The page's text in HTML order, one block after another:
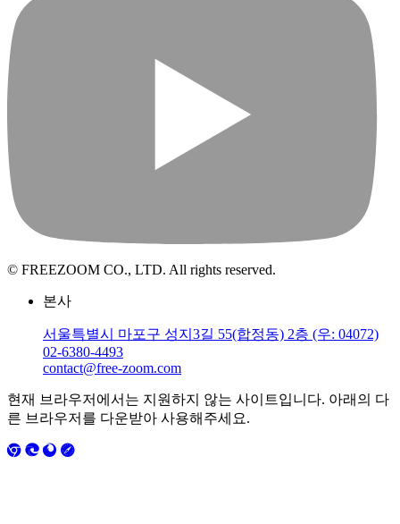
© FREEZOOM CO., LTD. All rights reserved.
본사
서울특별시 마포구 성지3길 55(합정동) 2층 (우: 04072)
02-6380-4493
contact@free-zoom.com
현재 브라우저에서는 지원하지 않는 사이트입니다. 아래의 다
른 브라우저를 다운받아 사용해주세요.